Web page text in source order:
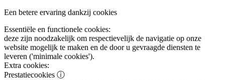
Een betere ervaring dankzij cookies
Essentiële en functionele cookies:
deze zijn noodzakelijk om respectievelijk de navigatie op onze
website mogelijk te maken en de door u gevraagde diensten te
leveren ('minimale cookies').
Extra cookies:
Prestatiecookies ⓘ